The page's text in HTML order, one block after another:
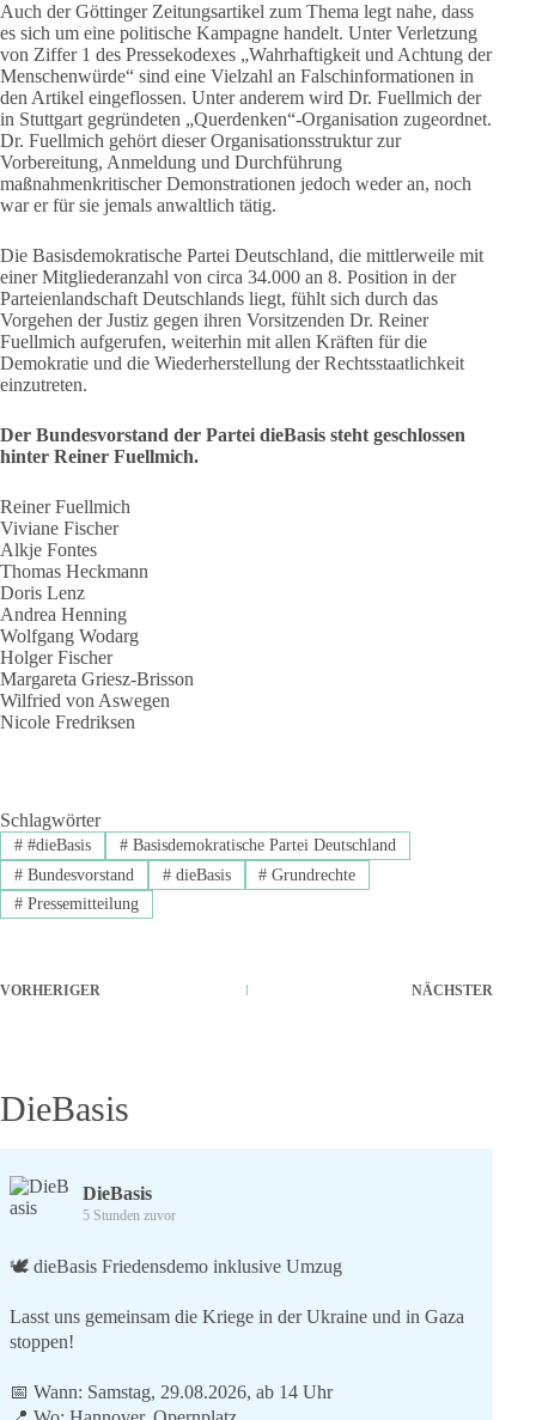
Auch der Göttinger Zeitungsartikel zum Thema legt nahe, dass
es sich um eine politische Kampagne handelt. Unter Verletzung
von Ziffer 1 des Pressekodexes „Wahrhaftigkeit und Achtung der
Menschenwürde“ sind eine Vielzahl an Falschinformationen in
den Artikel eingeflossen. Unter anderem wird Dr. Fuellmich der
in Stuttgart gegründeten „Querdenken“-Organisation zugeordnet.
Dr. Fuellmich gehört dieser Organisationsstruktur zur
Vorbereitung, Anmeldung und Durchführung
maßnahmenkritischer Demonstrationen jedoch weder an, noch
war er für sie jemals anwaltlich tätig.
Die Basisdemokratische Partei Deutschland, die mittlerweile mit
einer Mitgliederanzahl von circa 34.000 an 8. Position in der
Parteienlandschaft Deutschlands liegt, fühlt sich durch das
Vorgehen der Justiz gegen ihren Vorsitzenden Dr. Reiner
Fuellmich aufgerufen, weiterhin mit allen Kräften für die
Demokratie und die Wiederherstellung der Rechtsstaatlichkeit
einzutreten.
Der Bundesvorstand der Partei dieBasis steht geschlossen
hinter Reiner Fuellmich.
Reiner Fuellmich
Viviane Fischer
Alkje Fontes
Thomas Heckmann
Doris Lenz
Andrea Henning
Wolfgang Wodarg
Holger Fischer
Margareta Griesz-Brisson
Wilfried von Aswegen
Nicole Fredriksen
Schlagwörter
##dieBasis #Basisdemokratische Partei Deutschland
#Bundesvorstand #dieBasis # Grundrechte
#Pressemitteilung
VORHERIGER NÄCHSTER
DieBasis
DieBasis
5 Stunden zuvor
🕊 dieBasis Friedensdemo inklusive Umzug
Lasst uns gemeinsam die Kriege in der Ukraine und in Gaza
stoppen!
📅 Wann: Samstag, 29.08.2026, ab 14 Uhr